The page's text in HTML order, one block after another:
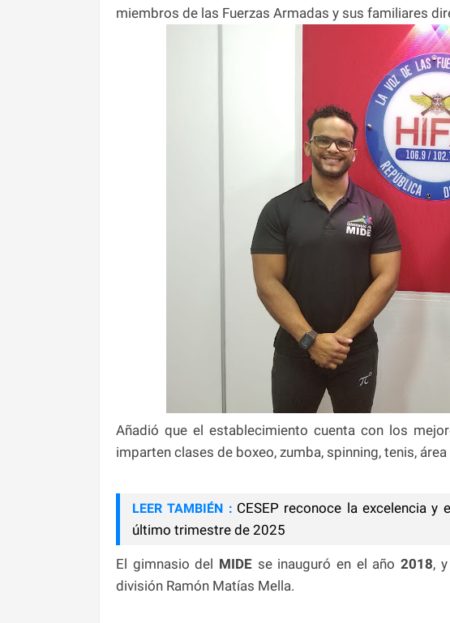
miembros de las Fuerzas Armadas y sus familiares
Añadió que el establecimiento cuenta con los
imparten clases de boxeo, zumba, spinning, tenis,
LEER TAMBIÉN : CESEP reconoce la excelencia
último trimestre de 2025
El gimnasio del MIDE se inauguró en el año2018,
división Ramón Matías Mella.